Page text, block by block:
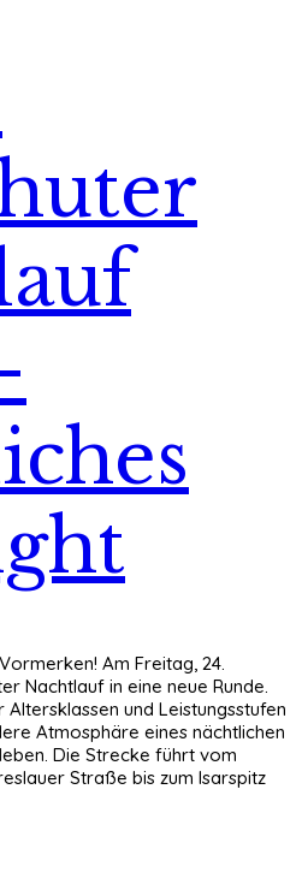
Am Freitag, 24.
Nachtlauf in eine neue Runde.
und Leistungsstufen
Atmosphäre eines nächtlichen
Die Strecke führt vom
Straße bis zum Isarspitz